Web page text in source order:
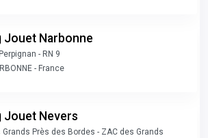
Jouet Narbonne
- RN 9
- France
Jouet Nevers
Grands Près des Bordes - ZAC des Grands